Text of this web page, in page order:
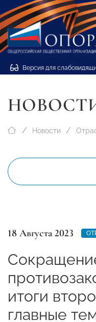
Версия для
Новости
18 Августа 2023
итоги
главные